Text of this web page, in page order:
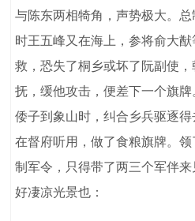
与陈东两相犄角，声势极大。
时王五峰又在海上，参将俞大
救，恐失了桐乡或坏了阮副使
抚，缓他攻击，便差下一个旗
倭子到象山时，纠合乡兵驱逐
在督府听用，做了食粮旗牌。
制军令，只得带了两三个军伴来
好凄凉光景也：